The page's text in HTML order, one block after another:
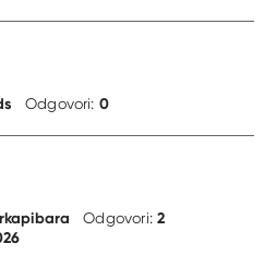
Odgovori: 0
Odgovori:2